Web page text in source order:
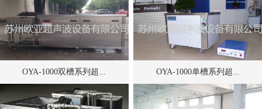
OYA-1000双槽系列超... OYA-1000单槽系列超...